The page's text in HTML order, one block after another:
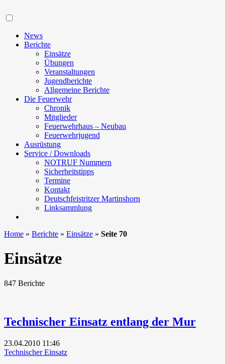
News
Berichte
Einsätze
Übungen
Veranstaltungen
Jugendberichte
Allgemeine Berichte
Die Feuerwehr
Chronik
Mitglieder
Feuerwehrhaus – Neubau
Feuerwehrjugend
Ausrüstung
Service / Downloads
NOTRUF Nummern
Sicherheitstipps
Termine
Kontakt
Deutschfeistritzer Martinshorn
Linksammlung
Home » Berichte » Einsätze » Seite 70
Einsätze
847 Berichte
Technischer Einsatz entlang der Mur
23.04.2010 11:46
Technischer Einsatz